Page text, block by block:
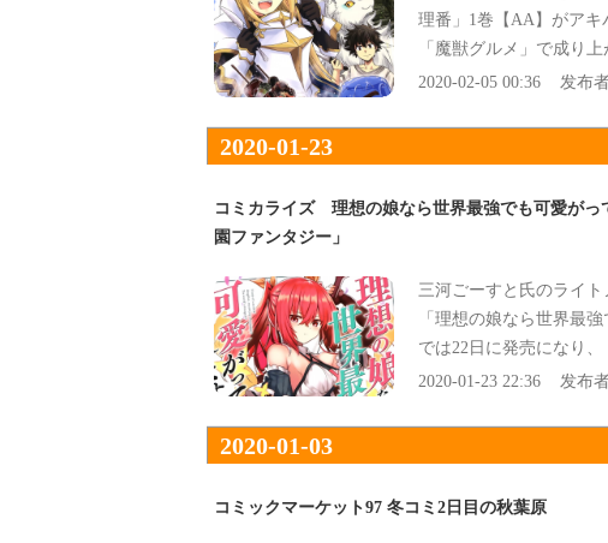
理番」1巻【AA】がアキ
「魔獣グルメ」で成り
は『驚天動地の「魔獣グ
2020-02-05 00:36 发布者
2020-01-23
コミカライズ 理想の娘なら世界最強でも可愛が
園ファンタジー」
三河ごーすと氏のライ
「理想の娘なら世界最
では22日に発売になり、
2020-01-23 22:36 发布者
2020-01-03
コミックマーケット97 冬コミ2日目の秋葉原